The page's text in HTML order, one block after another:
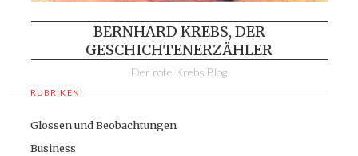
BERNHARD KREBS, DER
GESCHICHTENERZÄHLER
Der rote Krebs Blog
RUBRIKEN
Glossen und Beobachtungen
Business